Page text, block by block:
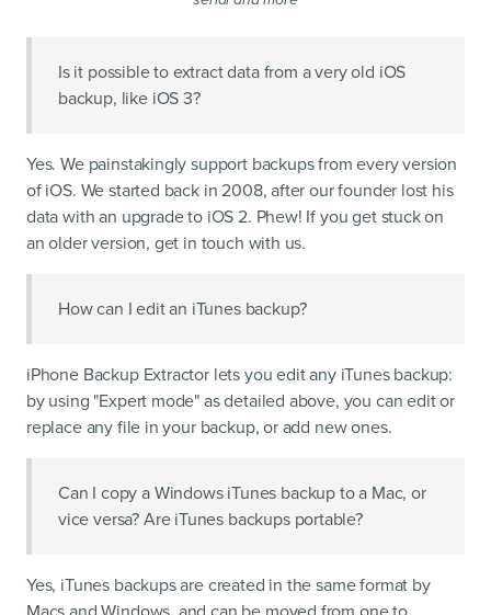
Is it possible to extract data from a very old iOS
backup, like iOS 3?
Yes. We painstakingly support backups from every version
of iOS. We started back in 2008, after our founder lost his
data with an upgrade to iOS 2. Phew! If you get stuck on
an older version, get in touch with us.
How can I edit an iTunes backup?
iPhone Backup Extractor lets you edit any iTunes backup:
by using "Expert mode" as detailed above, you can edit or
replace any file in your backup, or add new ones.
Can I copy a Windows iTunes backup to a Mac, or
vice versa? Are iTunes backups portable?
Yes, iTunes backups are created in the same format by